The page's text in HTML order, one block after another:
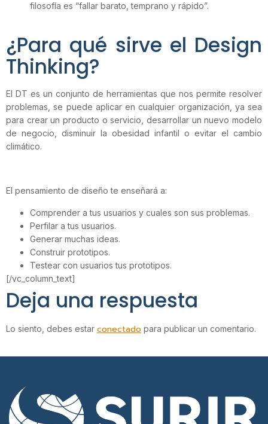
filosofía es “fallar barato, temprano y rápido”.
¿Para qué sirve el Design
Thinking?
El DT es un conjunto de herramientas que nos permite resolver
problemas, se puede aplicar en cualquier organización, ya sea
para crear un producto o servicio, desarrollar un nuevo modelo
de negocio, disminuir la obesidad infantil o evitar el cambio
climático.
El pensamiento de diseño te enseñará a:
Comprender a tus usuarios y cuales son sus problemas.
Perfilar a tus usuarios.
Generar muchas ideas.
Construir prototipos.
Testear con usuarios tus prototipos.
[/vc_column_text]
Deja una respuesta
Lo siento, debes estar conectado para publicar un comentario.